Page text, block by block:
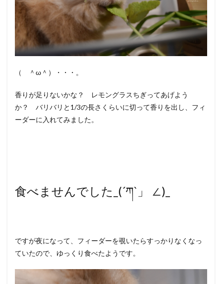
（ ＾ω＾）・・・。
香りが足りないかな？ レモングラスちぎってあげよう
か？ バリバリと1/3の長さくらいに切って香りを出し、フィ
ーダーに入れてみました。
食べませんでした_(´ཀ`」 ∠)_
ですが夜になって、フィーダーを覗いたらすっかりなくなっ
ていたので、ゆっくり食べたようです。